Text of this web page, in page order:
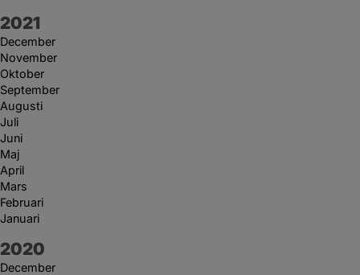
År:
2021
December
November
Oktober
September
Augusti
Juli
Juni
Maj
April
Mars
Februari
Januari
År:
2020
December